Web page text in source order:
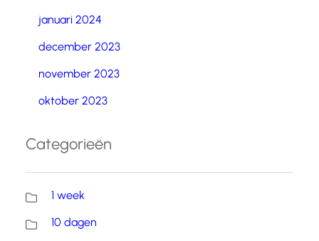
januari 2024
december 2023
november 2023
oktober 2023
Categorieën
1 week
10 dagen